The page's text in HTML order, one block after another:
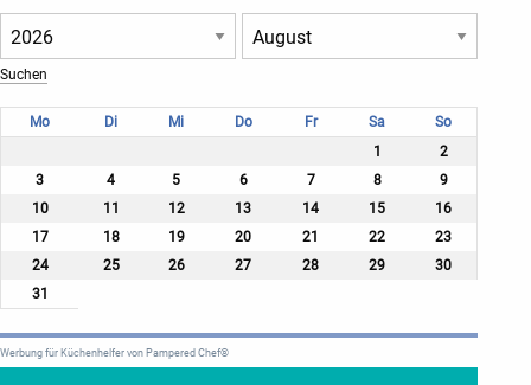
Mo Di Mi Do Fr Sa
So
1
2
3
4 5 6 7 8
9
10
11 12 13 14 15
16
17
18 19 20 21 22
23
24
25 26 27 28 29
30
31
Werbung für Küchenhelfer von Pampered Chef®